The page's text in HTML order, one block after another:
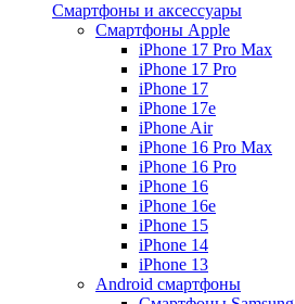
Смартфоны и аксессуары
Смартфоны Apple
iPhone 17 Pro Max
iPhone 17 Pro
iPhone 17
iPhone 17e
iPhone Air
iPhone 16 Pro Max
iPhone 16 Pro
iPhone 16
iPhone 16e
iPhone 15
iPhone 14
iPhone 13
Android cмартфоны